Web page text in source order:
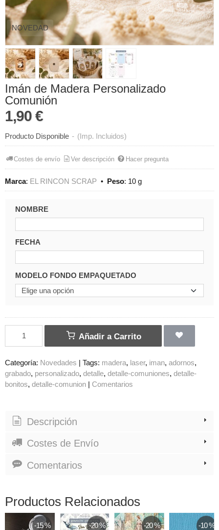
NOVEDAD
Imán de Madera Personalizado
Comunión
1,90 €
Producto Disponible - (Imp. Incluidos)
Costes de envío Ver descripción Hacer pregunta
Marca: EL RINCON SCRAP • Peso: 10 g
NOMBRE
FECHA
MODELO FONDO EMPAQUETADO
Añadir a Carrito
Categoría: Novedades | Tags: madera laser iman adornos
grabado personalizado detalle detalle-comuniones detalle-
bonitos detalle-comunion | Comentarios
Descripción
Costes de Envío
Comentarios
Productos Relacionados
-15 % -20 % -20 % -10 %